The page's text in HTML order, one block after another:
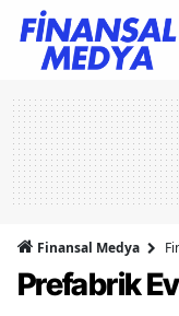
Finansal Medya
Prefabrik